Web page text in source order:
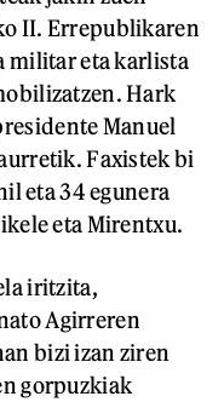
II. Errepublikaren
militar eta karlista
Hark
Manuel
Faxistek bi
eta 34 egunera
eta Mirentxu.
iritzita,
Agirreren
bizi izan ziren
gorpuzkiak